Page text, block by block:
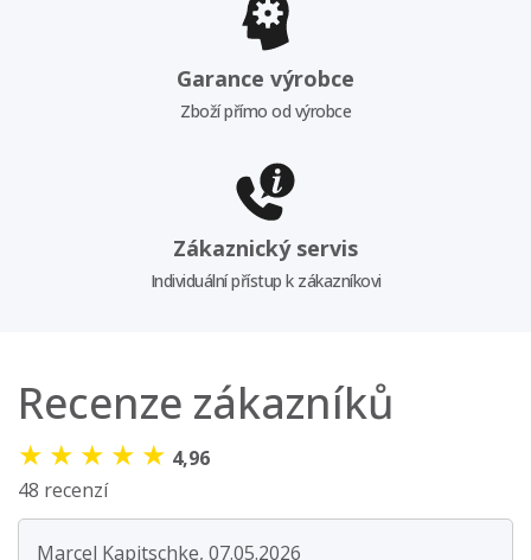
Garance výrobce
Zboží přímo od výrobce
Zákaznický servis
Individuální přístup k zákazníkovi
Recenze zákazníků
★ ★ ★ ★ ★ 4,96
48 recenzí
Marcel Kapitschke, 07.05.2026